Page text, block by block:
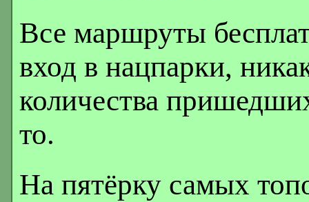
Все маршруты
вход в нацпарки,
количества
то.
На пятёрку самых